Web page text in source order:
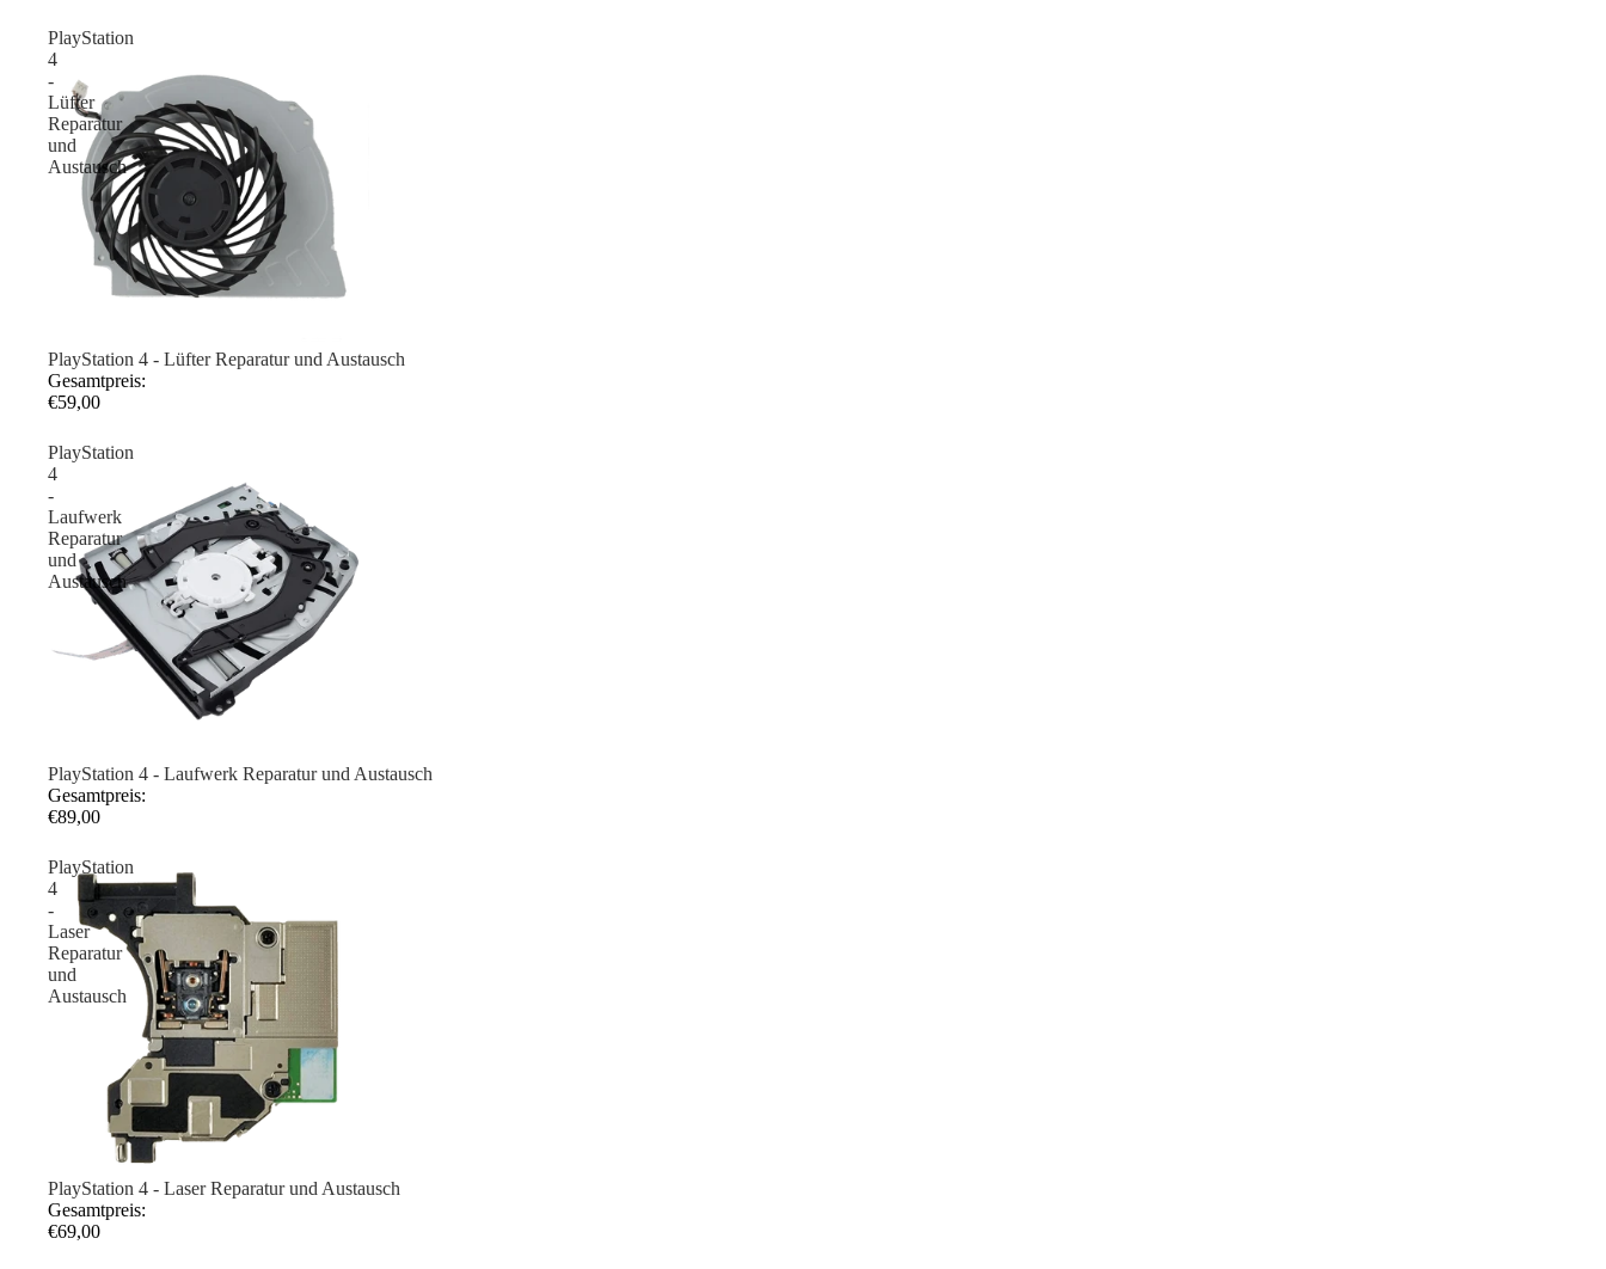
PlayStation
4
-
Lüfter
Reparatur
und
Austausch
PlayStation 4 - Lüfter Reparatur und Austausch
Gesamtpreis:
€59,00
PlayStation
4
-
Laufwerk
Reparatur
und
Austausch
PlayStation 4 - Laufwerk Reparatur und Austausch
Gesamtpreis:
€89,00
PlayStation
4
-
Laser
Reparatur
und
Austausch
PlayStation 4 - Laser Reparatur und Austausch
Gesamtpreis:
€69,00